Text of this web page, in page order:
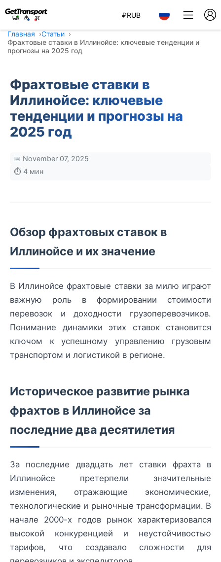
₽RUB
Главная
Статьи
Фрахтовые ставки в Иллинойсе: ключевые тенденции и
прогнозы на 2025 год
Фрахтовые ставки в
Иллинойсе: ключевые
тенденции и прогнозы на
2025 год
📅 November 07, 2025
⏱️ 4 мин
Обзор фрахтовых ставок в
Иллинойсе и их значение
В Иллинойсе фрахтовые ставки за милю играют
важную роль в формировании стоимости
перевозок и доходности грузоперевозчиков.
Понимание динамики этих ставок становится
ключом к успешному управлению грузовым
транспортом и логистикой в регионе.
Историческое развитие рынка
фрахтов в Иллинойсе за
последние два десятилетия
За последние двадцать лет ставки фрахта в
Иллинойсе претерпели значительные
изменения, отражающие экономические,
технологические и рыночные трансформации. В
начале 2000-х годов рынок характеризовался
высокой конкуренцией и неустойчивостью
тарифов, что создавало сложности для